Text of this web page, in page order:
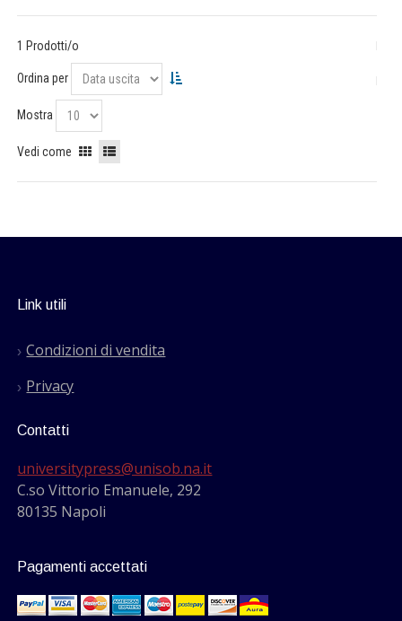
1 Prodotti/o
Ordina per
Mostra
Vedi come
Link utili
Condizioni di vendita
Privacy
Contatti
universitypress@unisob.na.it
C.so Vittorio Emanuele, 292
80135 Napoli
Pagamenti accettati